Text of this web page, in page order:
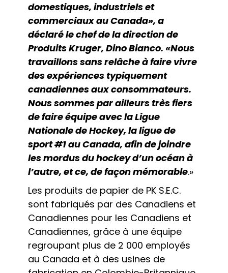
domestiques, industriels et
commerciaux au Canada», a
déclaré le chef de la direction de
Produits Kruger, Dino Bianco. «Nous
travaillons sans relâche à faire vivre
des expériences typiquement
canadiennes aux consommateurs.
Nous sommes par ailleurs très fiers
de faire équipe avec la Ligue
Nationale de Hockey, la ligue de
sport #1 au Canada, afin de joindre
les mordus du hockey d’un océan à
l’autre, et ce, de façon mémorable.»
Les produits de papier de PK S.E.C.
sont fabriqués par des Canadiens et
Canadiennes pour les Canadiens et
Canadiennes, grâce à une équipe
regroupant plus de 2 000 employés
au Canada et à des usines de